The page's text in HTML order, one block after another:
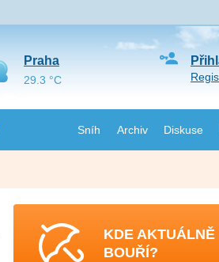
Sníh Archiv Diskuse
Praha
29.3 °C
KDE AKTUÁLNĚ
BOUŘÍ?